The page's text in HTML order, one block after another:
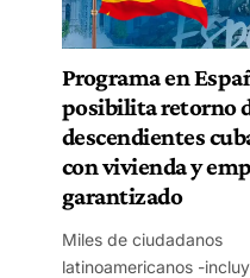
Programa en
posibilita retorno
descendientes
con vivienda y
garantizado
Miles de ciudadanos
latinoamericanos -